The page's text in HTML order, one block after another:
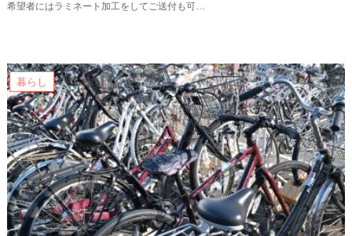
希望者にはラミネート加工をしてご送付も可…
暮らし